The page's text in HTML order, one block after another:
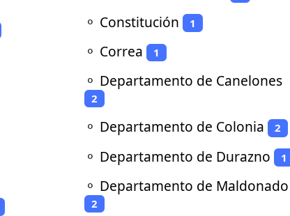
⚬ Constitución 1
⚬ Correa 1
⚬ Departamento de Canelones
2
⚬ Departamento de Colonia 2
⚬ Departamento de Durazno 1
⚬ Departamento de Maldonado
2